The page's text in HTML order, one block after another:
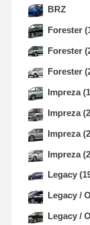
BRZ
Forester
Forester
Forester
Impreza
Impreza
Impreza
Impreza
Legacy
Legacy /
Legacy /